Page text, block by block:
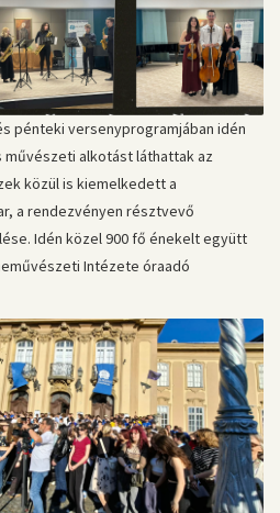
pénteki versenyprogramjában idén
alkotást láthattak az
közül is kiemelkedett a
a rendezvényen résztvevő
Idén közel 900 fő énekelt együtt
Intézete óraadó